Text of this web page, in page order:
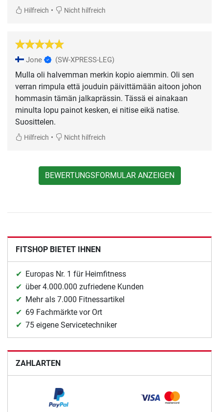
Hilfreich • Nicht hilfreich
Jone (SW-XPRESS-LEG)
Mulla oli halvemman merkin kopio aiemmin. Oli sen
verran rimpula että jouduin päivittämään aitoon johon
hommasin tämän jalkaprässin. Tässä ei ainakaan
minulta lopu painot kesken, ei nitise eikä natise.
Suosittelen.
Hilfreich • Nicht hilfreich
BEWERTUNGSFORMULAR ANZEIGEN
FITSHOP BIETET IHNEN
Europas Nr. 1 für Heimfitness
über 4.000.000 zufriedene Kunden
Mehr als 7.000 Fitnessartikel
69 Fachmärkte vor Ort
75 eigene Servicetechniker
ZAHLARTEN